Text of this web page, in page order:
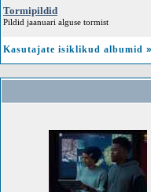
Tormipildid
Pildid jaanuari alguse tormist
Kasutajate isiklikud albumid »